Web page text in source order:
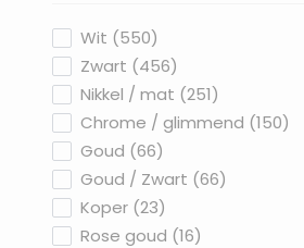
Wit (550products available
)
Zwart (456products
)
Nikkel / mat (251products
)
Chrome / glimmend (150)
Goud (66products available
)
Goud / Zwart (66products
)
Koper (23products available
)
Rose goud (16products
)